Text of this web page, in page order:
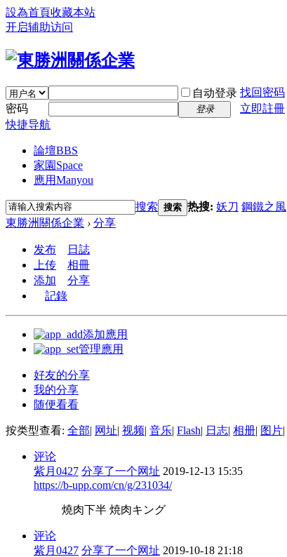
設為首頁收藏本站
开启辅助访问
自动登录 找回密码
密码
登录
立即註冊
快捷导航
論壇BBS
家園 Space
應用Manyou
搜索 搜索 热搜: 妖刀 鋼鐵之風
東勝洲關係企業 › 分享
发布
日誌
上传
相冊
添加
分享
記錄
添加應用
管理應用
好友的分享
我的分享
随便看看
按类型查看: 全部| 网址| 视频| 音乐| Flash| 日志| 相册| 图片|
评论
紫月0427 分享了一个网址 2019-12-13 15:35
https://b-upp.com/cn/g/231034/
燒肉下半 焼肉キング
评论
紫月0427 分享了一个网址 2019-10-18 21:18